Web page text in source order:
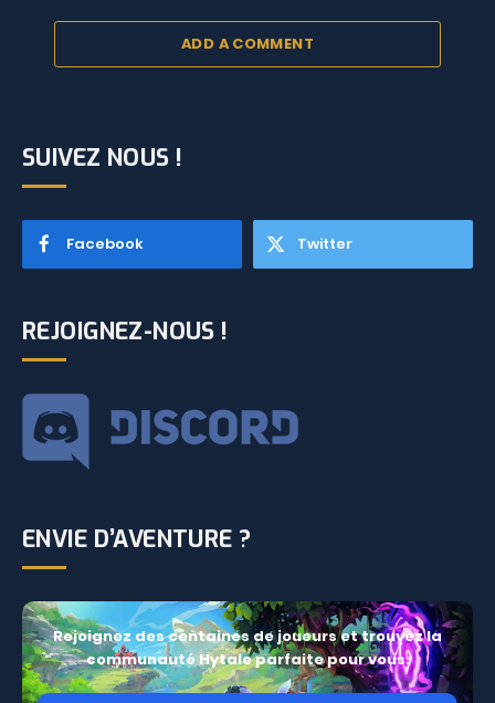
ADD A COMMENT
SUIVEZ NOUS !
Facebook Twitter
REJOIGNEZ-NOUS !
ENVIE D’AVENTURE ?
Rejoignez des centaines de joueurs et trouvez la
communauté Hytale parfaite pour vous.